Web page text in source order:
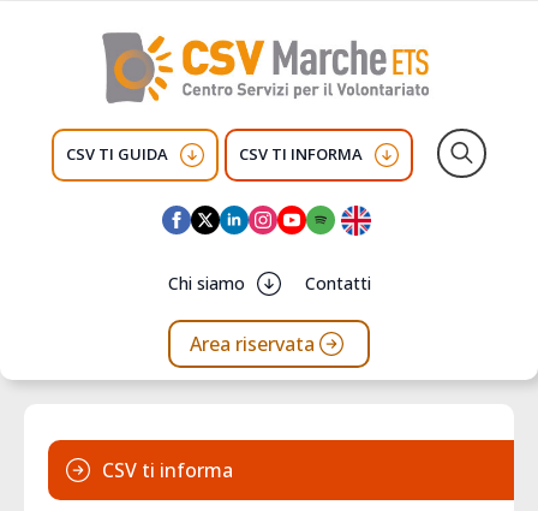
CSV TI GUIDA CSV TI INFORMA
Chi siamo Contatti
Area riservata
CSV ti informa